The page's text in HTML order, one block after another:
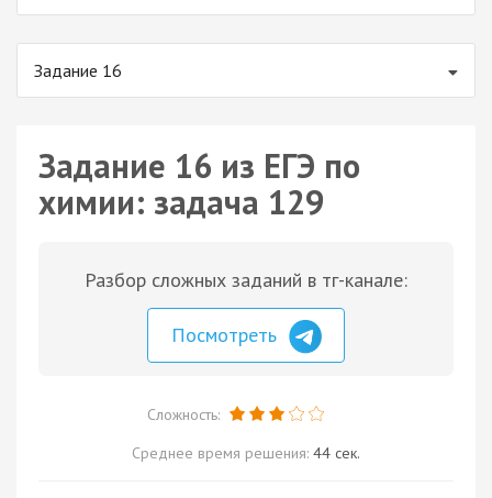
Задание 16
Задание 16 из ЕГЭ по
химии: задача 129
Разбор сложных заданий в тг-канале:
Посмотреть
Сложность:
Среднее время решения: 44 сек.